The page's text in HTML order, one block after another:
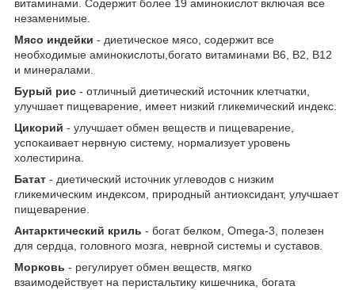
витаминами. Содержит более 19 аминокислот включая все
незаменимые.
Мясо индейки - диетическое мясо, содержит все
необходимые аминокислоты,богато витаминами В6, В2, В12
и минералами.
Бурый рис - отличный диетический источник клетчатки,
улучшает пищеварение, имеет низкий гликемический индекс.
Цикорий - улучшает обмен веществ и пищеварение,
успокаивает нервную систему, нормализует уровень
холестирина.
Батат - диетический источник углеводов с низким
гликемическим индексом, природный антиоксидант, улучшает
пищеварение.
Антарктический криль - богат белком, Omega-3, полезен
для сердца, головного мозга, неврной системы и суставов.
Морковь - регулирует обмен веществ, мягко
взаимодействует на перистальтику кишечника, богата